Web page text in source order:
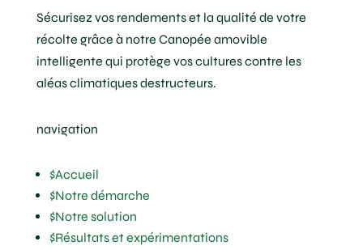
Sécurisez vos rendements et la qualité de votre
récolte grâce à notre Canopée amovible
intelligente qui protège vos cultures contre les
aléas climatiques destructeurs.
navigation
$Accueil
$Notre démarche
$Notre solution
$Résultats et expérimentations